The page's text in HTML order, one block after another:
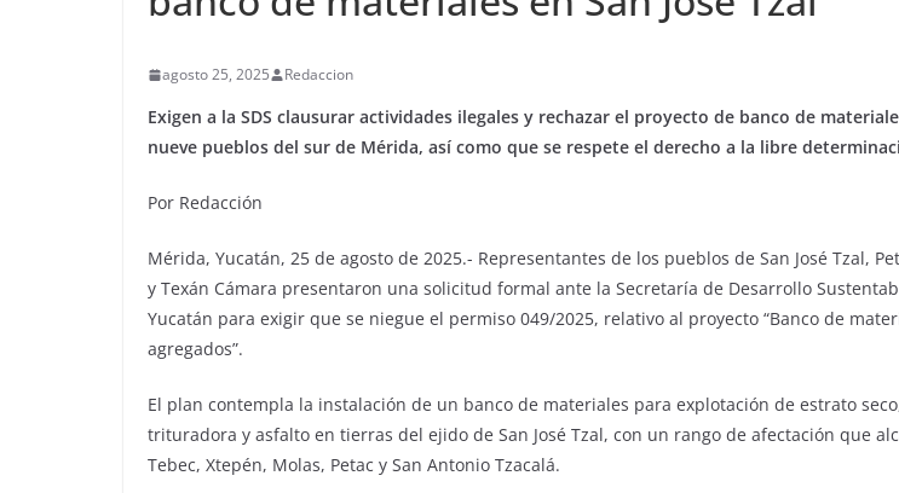
agosto 25, 2025 Redaccion
Exigen a la SDS clausurar actividades ilegales y rechazar el proyecto de banco de
nueve pueblos del sur de Mérida, así como que se respete el derecho a la libre
Por Redacción
Mérida, Yucatán, 25 de agosto de 2025.- Representantes de los pueblos de San José Tzal,
y Texán Cámara presentaron una solicitud formal ante la Secretaría de Desarrollo
Yucatán para exigir que se niegue el permiso 049/2025, relativo al proyecto “Banco de
agregados”.
El plan contempla la instalación de un banco de materiales para explotación de estrato
trituradora y asfalto en tierras del ejido de San José Tzal, con un rango de afectación que
Tebec, Xtepén, Molas, Petac y San Antonio Tzacalá.